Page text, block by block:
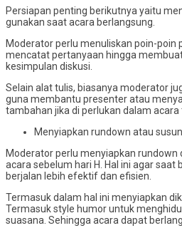
Persiapan penting berikutnya yaitu
gunakan saat acara berlangsung.
Moderator perlu menuliskan poin-poin
mencatat pertanyaan hingga
kesimpulan diskusi.
Selain alat tulis, biasanya moderator
guna membantu presenter atau
tambahan jika di perlukan dalam acara
Menyiapkan rundown atau
Moderator perlu menyiapkan rundown
acara sebelum hari H. Hal ini agar
berjalan lebih efektif dan efisien.
Termasuk dalam hal ini menyiapkan
Termasuk style humor untuk
suasana. Sehingga acara dapat